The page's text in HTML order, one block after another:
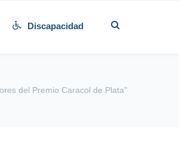
Discapacidad
del Premio Caracol de Plata"